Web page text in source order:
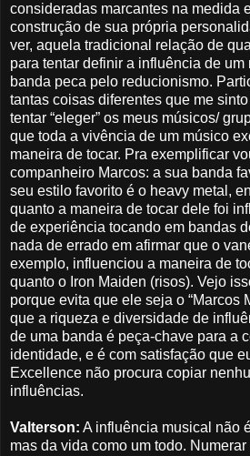
consideradas marcantes na medida
construção de sua própria
ver, aquela tradicional relação de
para tentar definir a influência de um
banda peca pelo reducionismo.
tantas coisas diferentes que me
tentar “eleger” os meus músicos/
que toda a vivência de um músico
maneira de tocar. Pra exemplificar
companheiro Marcos: a sua banda
seu estilo favorito é o heavy metal,
quanto a maneira de tocar dele foi
de experiência tocando em bandas
nada de errado em afirmar que o
exemplo, influenciou a maneira de
quanto o Iron Maiden (risos). Vejo
porque evita que ele seja o “Marcos
que a riqueza e diversidade de
de uma banda é peça-chave para a
identidade, e é com satisfação que
Excellence não procura copiar
influências.
Valterson: A influência musical não
mas da vida como um todo.